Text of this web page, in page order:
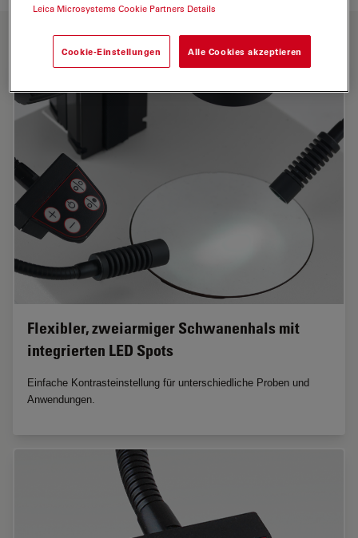
Flexibler, zweiarmiger Schwanenhals mit
integrierten LED Spots
Einfache Kontrasteinstellung für unterschiedliche Proben und
Anwendungen.
Leica Microsystems Cookie Partners Details
Cookie-Einstellungen Alle Cookies akzeptieren